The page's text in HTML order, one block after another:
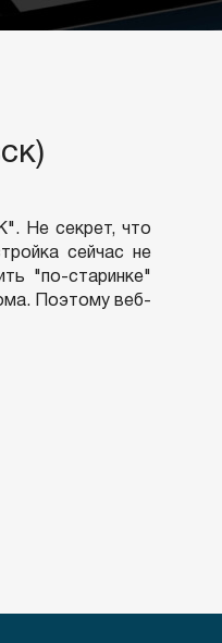
Не секрет, что
сейчас не
"по-старинке"
Поэтому веб-